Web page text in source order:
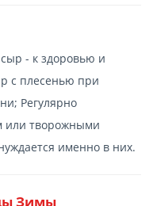
- к здоровью и
с плесенью при
Регулярно
или творожными
именно в них.
Зимы